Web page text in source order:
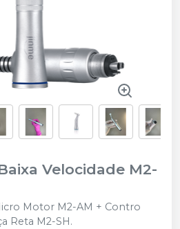
Velocidade M2-
Motor M2-AM + Contro
Reta M2-SH.